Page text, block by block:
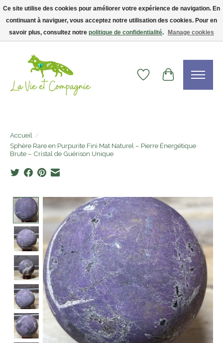
Livraison gratuite dès 75$ — code LVCFREE• Clients USA : visitez la boutique
Liste de souhaits
Panier
Accueil /
Sphère Rare en Purpurite Fini Mat Naturel – Pierre Énergétique
Brute – Cristal de Guérison Unique
Product image slideshow Items
Ce site utilise des cookies pour améliorer votre expérience de navigation. En
continuant à naviguer, vous acceptez notre utilisation des cookies. Pour en
savoir plus, consultez notre politique de confidentialité. Manage cookies